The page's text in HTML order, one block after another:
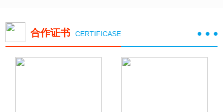
合作证书 CERTIFICASE